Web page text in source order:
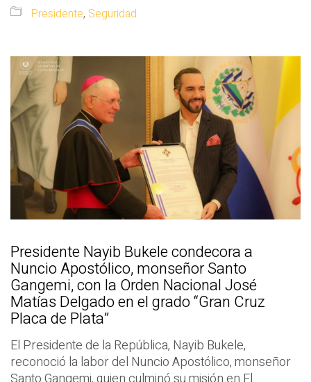
Presidente, Seguridad
Presidente Nayib Bukele condecora a
Nuncio Apostólico, monseñor Santo
Gangemi, con la Orden Nacional José
Matías Delgado en el grado “Gran Cruz
Placa de Plata”
El Presidente de la República, Nayib Bukele,
reconoció la labor del Nuncio Apostólico, monseñor